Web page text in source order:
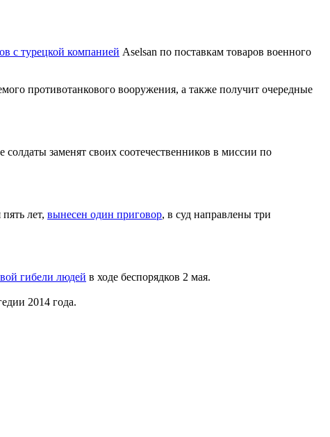
с турецкой компанией Aselsan по поставкам товаров военного
противотанкового вооружения, а также получит очередные
заменят своих соотечественников в миссии по
лет, вынесен один приговор, в суд направлены три
гибели людей в ходе беспорядков 2 мая.
2014 года.